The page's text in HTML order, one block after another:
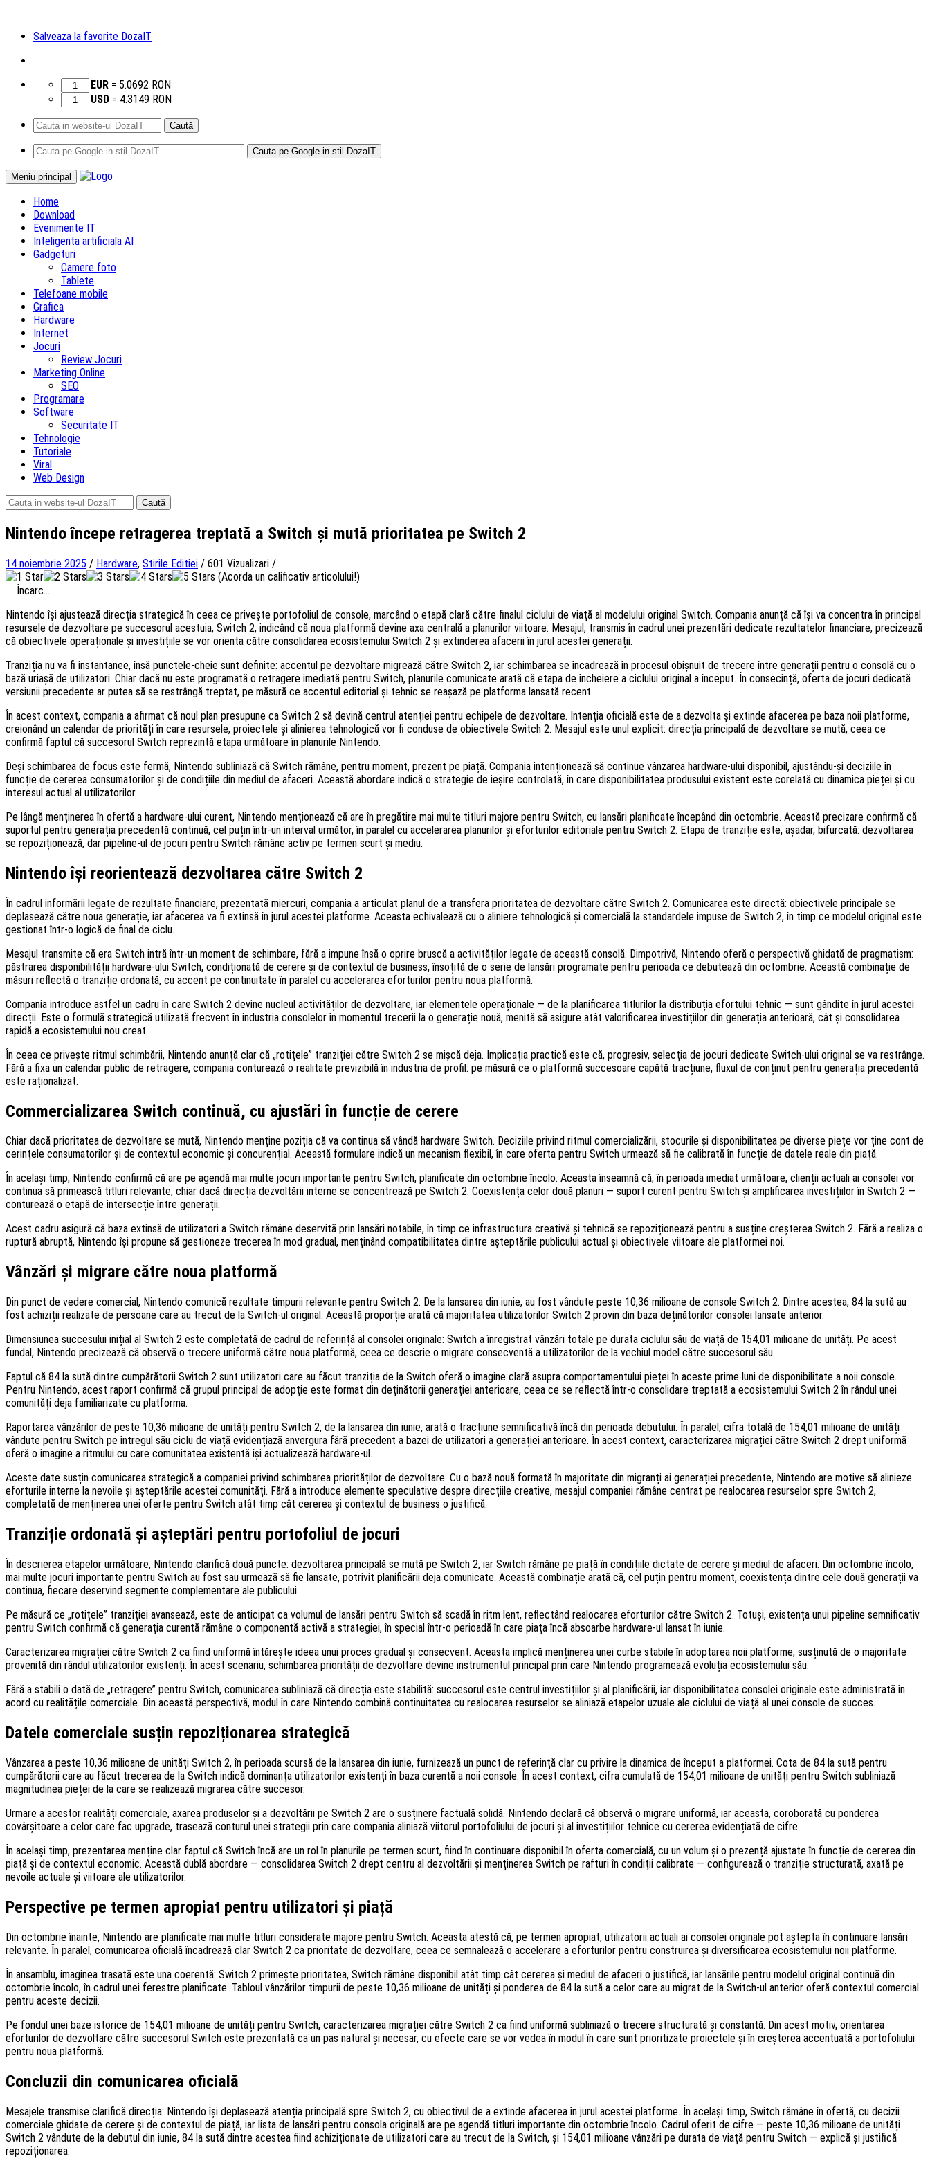
Salveaza la favorite DozaIT
EUR = 5.0692 RON
USD = 4.3149 RON
Caută
după:
Meniu principal
Sari
Home
Download
Evenimente IT
Inteligenta artificiala AI
Gadgeturi
Camere foto
Tablete
Telefoane mobile
Grafica
Hardware
Internet
Jocuri
Review Jocuri
Marketing Online
SEO
Programare
Software
Securitate IT
Tehnologie
Tutoriale
Viral
Web Design
Caută
după:
Nintendo începe retragerea treptată a Switch și mută prioritatea pe Switch 2
14 noiembrie 2025 / Hardware, Stirile Editiei / 601 Vizualizari /
(Acorda un calificativ articolului!)
Încarc...
Nintendo își ajustează direcția strategică în ceea ce privește portofoliul de console, marcând o etapă clară către finalul ciclului de viață al modelului original Switch. Compania anunță că își va concentra în principal
resursele de dezvoltare pe succesorul acestuia, Switch 2, indicând că noua platformă devine axa centrală a planurilor viitoare. Mesajul, transmis în cadrul unei prezentări dedicate rezultatelor financiare, precizează
că obiectivele operaționale și investițiile se vor orienta către consolidarea ecosistemului Switch 2 și extinderea afacerii în jurul acestei generații.
Tranziția nu va fi instantanee, însă punctele-cheie sunt definite: accentul pe dezvoltare migrează către Switch 2, iar schimbarea se încadrează în procesul obișnuit de trecere între generații pentru o consolă cu o
bază uriașă de utilizatori. Chiar dacă nu este programată o retragere imediată pentru Switch, planurile comunicate arată că etapa de încheiere a ciclului original a început. În consecință, oferta de jocuri dedicată
versiunii precedente ar putea să se restrângă treptat, pe măsură ce accentul editorial și tehnic se reașază pe platforma lansată recent.
În acest context, compania a afirmat că noul plan presupune ca Switch 2 să devină centrul atenției pentru echipele de dezvoltare. Intenția oficială este de a dezvolta și extinde afacerea pe baza noii platforme,
creionând un calendar de priorități în care resursele, proiectele și alinierea tehnologică vor fi conduse de obiectivele Switch 2. Mesajul este unul explicit: direcția principală de dezvoltare se mută, ceea ce
confirmă faptul că succesorul Switch reprezintă etapa următoare în planurile Nintendo.
Deși schimbarea de focus este fermă, Nintendo subliniază că Switch rămâne, pentru moment, prezent pe piață. Compania intenționează să continue vânzarea hardware-ului disponibil, ajustându-și deciziile în
funcție de cererea consumatorilor și de condițiile din mediul de afaceri. Această abordare indică o strategie de ieșire controlată, în care disponibilitatea produsului existent este corelată cu dinamica pieței și cu
interesul actual al utilizatorilor.
Pe lângă menținerea în ofertă a hardware-ului curent, Nintendo menționează că are în pregătire mai multe titluri majore pentru Switch, cu lansări planificate începând din octombrie. Această precizare confirmă că
suportul pentru generația precedentă continuă, cel puțin într-un interval următor, în paralel cu accelerarea planurilor și eforturilor editoriale pentru Switch 2. Etapa de tranziție este, așadar, bifurcată: dezvoltarea
se repoziționează, dar pipeline-ul de jocuri pentru Switch rămâne activ pe termen scurt și mediu.
Nintendo își reorientează dezvoltarea către Switch 2
În cadrul informării legate de rezultate financiare, prezentată miercuri, compania a articulat planul de a transfera prioritatea de dezvoltare către Switch 2. Comunicarea este directă: obiectivele principale se
deplasează către noua generație, iar afacerea va fi extinsă în jurul acestei platforme. Aceasta echivalează cu o aliniere tehnologică și comercială la standardele impuse de Switch 2, în timp ce modelul original este
gestionat într-o logică de final de ciclu.
Mesajul transmite că era Switch intră într-un moment de schimbare, fără a impune însă o oprire bruscă a activităților legate de această consolă. Dimpotrivă, Nintendo oferă o perspectivă ghidată de pragmatism:
păstrarea disponibilității hardware-ului Switch, condiționată de cerere și de contextul de business, însoțită de o serie de lansări programate pentru perioada ce debutează din octombrie. Această combinație de
măsuri reflectă o tranziție ordonată, cu accent pe continuitate în paralel cu accelerarea eforturilor pentru noua platformă.
Compania introduce astfel un cadru în care Switch 2 devine nucleul activităților de dezvoltare, iar elementele operaționale — de la planificarea titlurilor la distribuția efortului tehnic — sunt gândite în jurul acestei
direcții. Este o formulă strategică utilizată frecvent în industria consolelor în momentul trecerii la o generație nouă, menită să asigure atât valorificarea investițiilor din generația anterioară, cât și consolidarea
rapidă a ecosistemului nou creat.
În ceea ce privește ritmul schimbării, Nintendo anunță clar că „rotițele” tranziției către Switch 2 se mișcă deja. Implicația practică este că, progresiv, selecția de jocuri dedicate Switch-ului original se va restrânge.
Fără a fixa un calendar public de retragere, compania conturează o realitate previzibilă în industria de profil: pe măsură ce o platformă succesoare capătă tracțiune, fluxul de conținut pentru generația precedentă
este raționalizat.
Commercializarea Switch continuă, cu ajustări în funcție de cerere
Chiar dacă prioritatea de dezvoltare se mută, Nintendo menține poziția că va continua să vândă hardware Switch. Deciziile privind ritmul comercializării, stocurile și disponibilitatea pe diverse piețe vor ține cont de
cerințele consumatorilor și de contextul economic și concurențial. Această formulare indică un mecanism flexibil, în care oferta pentru Switch urmează să fie calibrată în funcție de datele reale din piață.
În același timp, Nintendo confirmă că are pe agendă mai multe jocuri importante pentru Switch, planificate din octombrie încolo. Aceasta înseamnă că, în perioada imediat următoare, clienții actuali ai consolei vor
continua să primească titluri relevante, chiar dacă direcția dezvoltării interne se concentrează pe Switch 2. Coexistența celor două planuri — suport curent pentru Switch și amplificarea investițiilor în Switch 2 —
conturează o etapă de intersecție între generații.
Acest cadru asigură că baza extinsă de utilizatori a Switch rămâne deservită prin lansări notabile, în timp ce infrastructura creativă și tehnică se repoziționează pentru a susține creșterea Switch 2. Fără a realiza o
ruptură abruptă, Nintendo își propune să gestioneze trecerea în mod gradual, menținând compatibilitatea dintre așteptările publicului actual și obiectivele viitoare ale platformei noi.
Vânzări și migrare către noua platformă
Din punct de vedere comercial, Nintendo comunică rezultate timpurii relevante pentru Switch 2. De la lansarea din iunie, au fost vândute peste 10,36 milioane de console Switch 2. Dintre acestea, 84 la sută au
fost achiziții realizate de persoane care au trecut de la Switch-ul original. Această proporție arată că majoritatea utilizatorilor Switch 2 provin din baza deținătorilor consolei lansate anterior.
Dimensiunea succesului inițial al Switch 2 este completată de cadrul de referință al consolei originale: Switch a înregistrat vânzări totale pe durata ciclului său de viață de 154,01 milioane de unități. Pe acest
fundal, Nintendo precizează că observă o trecere uniformă către noua platformă, ceea ce descrie o migrare consecventă a utilizatorilor de la vechiul model către succesorul său.
Faptul că 84 la sută dintre cumpărătorii Switch 2 sunt utilizatori care au făcut tranziția de la Switch oferă o imagine clară asupra comportamentului pieței în aceste prime luni de disponibilitate a noii console.
Pentru Nintendo, acest raport confirmă că grupul principal de adopție este format din deținătorii generației anterioare, ceea ce se reflectă într-o consolidare treptată a ecosistemului Switch 2 în rândul unei
comunități deja familiarizate cu platforma.
Raportarea vânzărilor de peste 10,36 milioane de unități pentru Switch 2, de la lansarea din iunie, arată o tracțiune semnificativă încă din perioada debutului. În paralel, cifra totală de 154,01 milioane de unități
vândute pentru Switch pe întregul său ciclu de viață evidențiază anvergura fără precedent a bazei de utilizatori a generației anterioare. În acest context, caracterizarea migrației către Switch 2 drept uniformă
oferă o imagine a ritmului cu care comunitatea existentă își actualizează hardware-ul.
Aceste date susțin comunicarea strategică a companiei privind schimbarea priorităților de dezvoltare. Cu o bază nouă formată în majoritate din migranți ai generației precedente, Nintendo are motive să alinieze
eforturile interne la nevoile și așteptările acestei comunități. Fără a introduce elemente speculative despre direcțiile creative, mesajul companiei rămâne centrat pe realocarea resurselor spre Switch 2,
completată de menținerea unei oferte pentru Switch atât timp cât cererea și contextul de business o justifică.
Tranziție ordonată și așteptări pentru portofoliul de jocuri
În descrierea etapelor următoare, Nintendo clarifică două puncte: dezvoltarea principală se mută pe Switch 2, iar Switch rămâne pe piață în condițiile dictate de cerere și mediul de afaceri. Din octombrie încolo,
mai multe jocuri importante pentru Switch au fost sau urmează să fie lansate, potrivit planificării deja comunicate. Această combinație arată că, cel puțin pentru moment, coexistența dintre cele două generații va
continua, fiecare deservind segmente complementare ale publicului.
Pe măsură ce „rotițele” tranziției avansează, este de anticipat ca volumul de lansări pentru Switch să scadă în ritm lent, reflectând realocarea eforturilor către Switch 2. Totuși, existența unui pipeline semnificativ
pentru Switch confirmă că generația curentă rămâne o componentă activă a strategiei, în special într-o perioadă în care piața încă absoarbe hardware-ul lansat în iunie.
Caracterizarea migrației către Switch 2 ca fiind uniformă întărește ideea unui proces gradual și consecvent. Aceasta implică menținerea unei curbe stabile în adoptarea noii platforme, susținută de o majoritate
provenită din rândul utilizatorilor existenți. În acest scenariu, schimbarea priorității de dezvoltare devine instrumentul principal prin care Nintendo programează evoluția ecosistemului său.
Fără a stabili o dată de „retragere” pentru Switch, comunicarea subliniază că direcția este stabilită: succesorul este centrul investițiilor și al planificării, iar disponibilitatea consolei originale este administrată în
acord cu realitățile comerciale. Din această perspectivă, modul în care Nintendo combină continuitatea cu realocarea resurselor se aliniază etapelor uzuale ale ciclului de viață al unei console de succes.
Datele comerciale susțin repoziționarea strategică
Vânzarea a peste 10,36 milioane de unități Switch 2, în perioada scursă de la lansarea din iunie, furnizează un punct de referință clar cu privire la dinamica de început a platformei. Cota de 84 la sută pentru
cumpărătorii care au făcut trecerea de la Switch indică dominanța utilizatorilor existenți în baza curentă a noii console. În acest context, cifra cumulată de 154,01 milioane de unități pentru Switch subliniază
magnitudinea pieței de la care se realizează migrarea către succesor.
Urmare a acestor realități comerciale, axarea produselor și a dezvoltării pe Switch 2 are o susținere factuală solidă. Nintendo declară că observă o migrare uniformă, iar aceasta, coroborată cu ponderea
covârșitoare a celor care fac upgrade, trasează conturul unei strategii prin care compania aliniază viitorul portofoliului de jocuri și al investițiilor tehnice cu cererea evidențiată de cifre.
În același timp, prezentarea menține clar faptul că Switch încă are un rol în planurile pe termen scurt, fiind în continuare disponibil în oferta comercială, cu un volum și o prezență ajustate în funcție de cererea din
piață și de contextul economic. Această dublă abordare — consolidarea Switch 2 drept centru al dezvoltării și menținerea Switch pe rafturi în condiții calibrate — configurează o tranziție structurată, axată pe
nevoile actuale și viitoare ale utilizatorilor.
Perspective pe termen apropiat pentru utilizatori și piață
Din octombrie înainte, Nintendo are planificate mai multe titluri considerate majore pentru Switch. Aceasta atestă că, pe termen apropiat, utilizatorii actuali ai consolei originale pot aștepta în continuare lansări
relevante. În paralel, comunicarea oficială încadrează clar Switch 2 ca prioritate de dezvoltare, ceea ce semnalează o accelerare a eforturilor pentru construirea și diversificarea ecosistemului noii platforme.
În ansamblu, imaginea trasată este una coerentă: Switch 2 primește prioritatea, Switch rămâne disponibil atât timp cât cererea și mediul de afaceri o justifică, iar lansările pentru modelul original continuă din
octombrie încolo, în cadrul unei ferestre planificate. Tabloul vânzărilor timpurii de peste 10,36 milioane de unități și ponderea de 84 la sută a celor care au migrat de la Switch-ul anterior oferă contextul comercial
pentru aceste decizii.
Pe fondul unei baze istorice de 154,01 milioane de unități pentru Switch, caracterizarea migrației către Switch 2 ca fiind uniformă subliniază o trecere structurată și constantă. Din acest motiv, orientarea
eforturilor de dezvoltare către succesorul Switch este prezentată ca un pas natural și necesar, cu efecte care se vor vedea în modul în care sunt prioritizate proiectele și în creșterea accentuată a portofoliului
pentru noua platformă.
Concluzii din comunicarea oficială
Mesajele transmise clarifică direcția: Nintendo își deplasează atenția principală spre Switch 2, cu obiectivul de a extinde afacerea în jurul acestei platforme. În același timp, Switch rămâne în ofertă, cu decizii
comerciale ghidate de cerere și de contextul de piață, iar lista de lansări pentru consola originală are pe agendă titluri importante din octombrie încolo. Cadrul oferit de cifre — peste 10,36 milioane de unități
Switch 2 vândute de la debutul din iunie, 84 la sută dintre acestea fiind achiziționate de utilizatori care au trecut de la Switch, și 154,01 milioane vânzări pe durata de viață pentru Switch — explică și justifică
repoziționarea.